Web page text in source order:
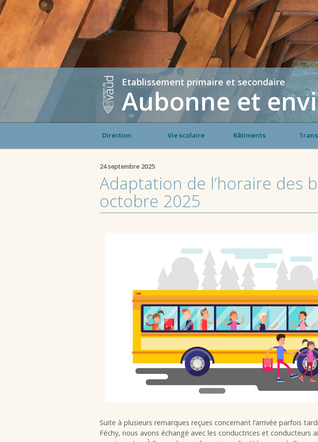
Etablissement primaire et secondaire
Aubonne et
Direction Vie scolaire Bâtiments
24 septembre 2025
Adaptation de l’horaire des
octobre 2025
Suite à plusieurs remarques reçues concernant l’arrivée parfois
Féchy, nous avons échangé avec les conductrices et conducteurs